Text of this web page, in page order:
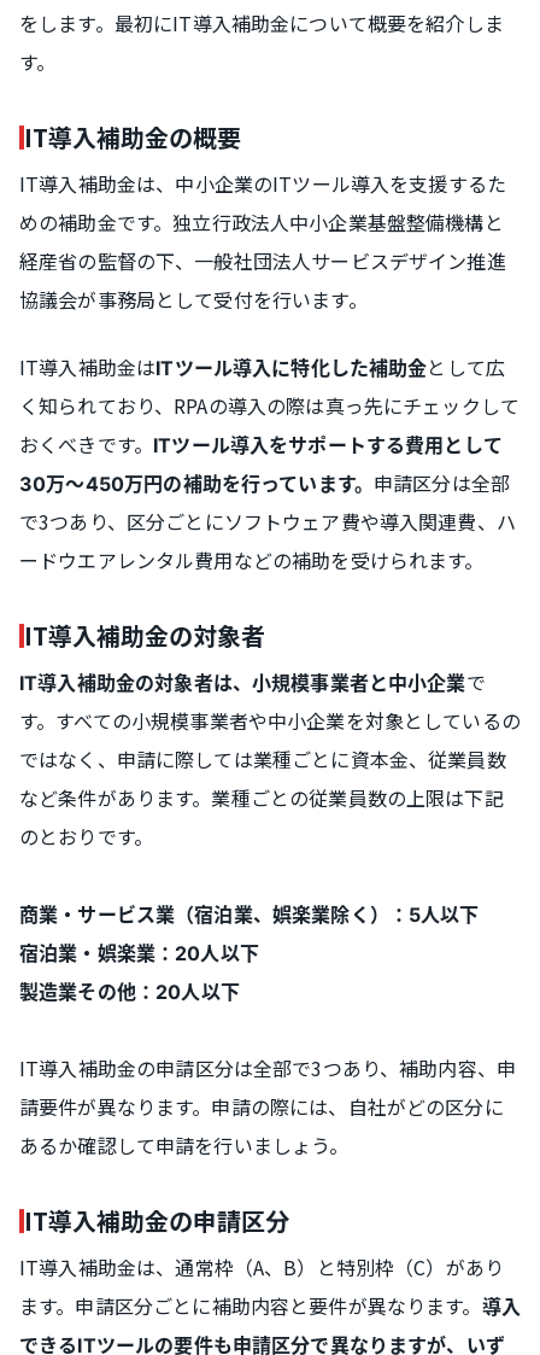
をします。最初にIT導入補助金について概要を紹介しま
す。
IT導入補助金の概要
IT導入補助金は、中小企業のITツール導入を支援するた
めの補助金です。独立行政法人中小企業基盤整備機構と
経産省の監督の下、一般社団法人サービスデザイン推進
協議会が事務局として受付を行います。
IT導入補助金はITツール導入に特化した補助金として広
く知られており、RPAの導入の際は真っ先にチェックして
おくべきです。 ITツール導入をサポートする費用として
30万～450万円の補助を行っています。 申請区分は全部
で3つあり、区分ごとにソフトウェア費や導入関連費、ハ
ードウエアレンタル費用などの補助を受けられます。
IT導入補助金の対象者
IT導入補助金の対象者は、小規模事業者と中小企業で
す。すべての小規模事業者や中小企業を対象としているの
ではなく、申請に際しては業種ごとに資本金、従業員数
など条件があります。業種ごとの従業員数の上限は下記
のとおりです。
商業・サービス業（宿泊業、娯楽業除く）：5人以下
宿泊業・娯楽業：20人以下
製造業その他：20人以下
IT導入補助金の申請区分は全部で3つあり、補助内容、申
請要件が異なります。申請の際には、自社がどの区分に
あるか確認して申請を行いましょう。
IT導入補助金の申請区分
IT導入補助金は、通常枠（A、B）と特別枠（C）があり
ます。申請区分ごとに補助内容と要件が異なります。 導入
できるITツールの要件も申請区分で異なりますが、いず